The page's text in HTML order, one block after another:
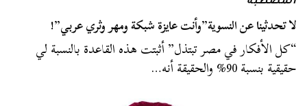
لا تحدثينا عن النسوية”وأنت عايزة شبكة ومهر وثري عربي”!
“كل الأفكار في مصر تبتذل” أثبتت هذه القاعدة بالنسبة لي
حقيقية بنسبة 90% والحقيقة أنه…